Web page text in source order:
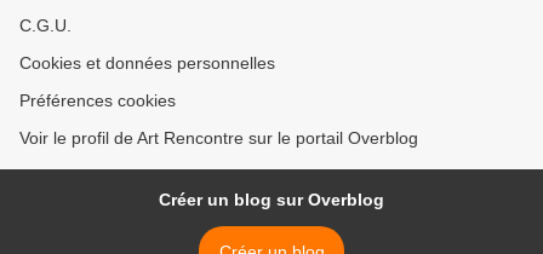
C.G.U.
Cookies et données personnelles
Préférences cookies
Voir le profil de Art Rencontre sur le portail Overblog
Créer un blog sur Overblog